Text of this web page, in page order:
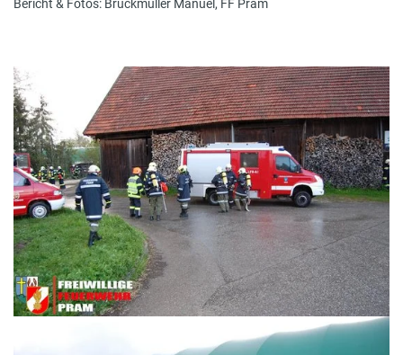
Bericht & Fotos: Bruckmüller Manuel, FF Pram